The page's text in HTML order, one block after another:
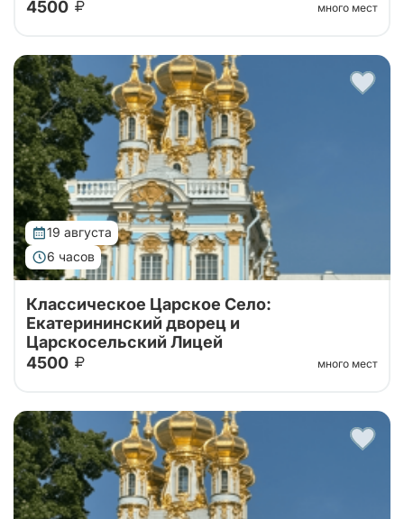
Однодневный тур из Санкт-Петербурга с
посещение Екатерининского дворца с Янтарной
комнатой и Царскосельского Лицея.
4500
много мест
19 августа
6 часов
Однодневный тур из Санкт-Петербурга с
посещение Екатерининского дворца с Янтарной
комнатой и Царскосельского Лицея.
Классическое Царское Село:
Екатерининский дворец и
Царскосельский Лицей
4500
много мест